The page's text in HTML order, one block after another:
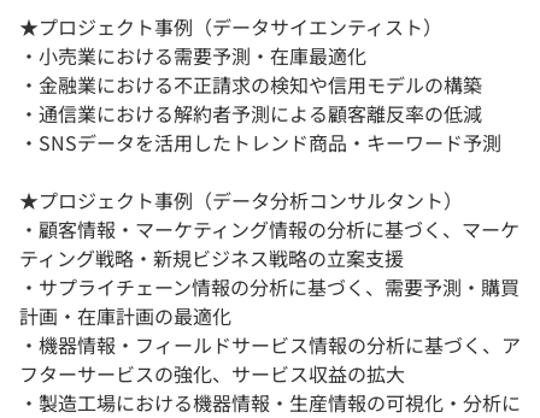
★プロジェクト事例（データサイエンティスト）
・小売業における需要予測・在庫最適化
・金融業における不正請求の検知や信用モデルの構築
・通信業における解約者予測による顧客離反率の低減
・SNSデータを活用したトレンド商品・キーワード予測
★プロジェクト事例（データ分析コンサルタント）
・顧客情報・マーケティング情報の分析に基づく、マーケ
ティング戦略・新規ビジネス戦略の立案支援
・サプライチェーン情報の分析に基づく、需要予測・購買
計画・在庫計画の最適化
・機器情報・フィールドサービス情報の分析に基づく、ア
フターサービスの強化、サービス収益の拡大
・製造工場における機器情報・生産情報の可視化・分析に